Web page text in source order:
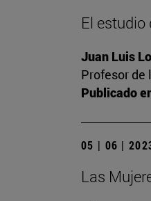
El
Juan Luis
Profesor de
Publicado
05 | 06 |
Las